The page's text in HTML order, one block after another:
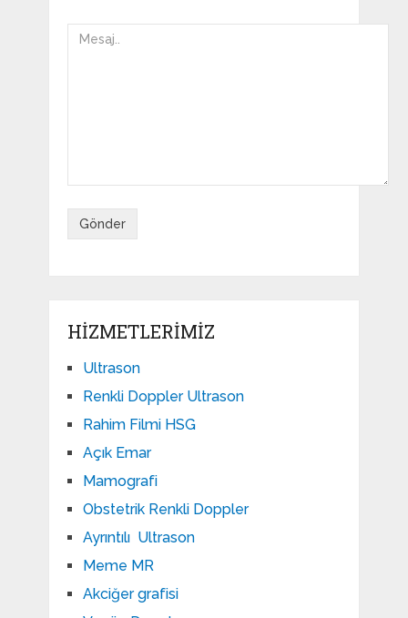
HIZMETLERIMIZ
Ultrason
Renkli Doppler Ultrason
Rahim Filmi HSG
Açık Emar
Mamografi
Obstetrik Renkli Doppler
Ayrıntılı Ultrason
Meme MR
Akciğer grafisi